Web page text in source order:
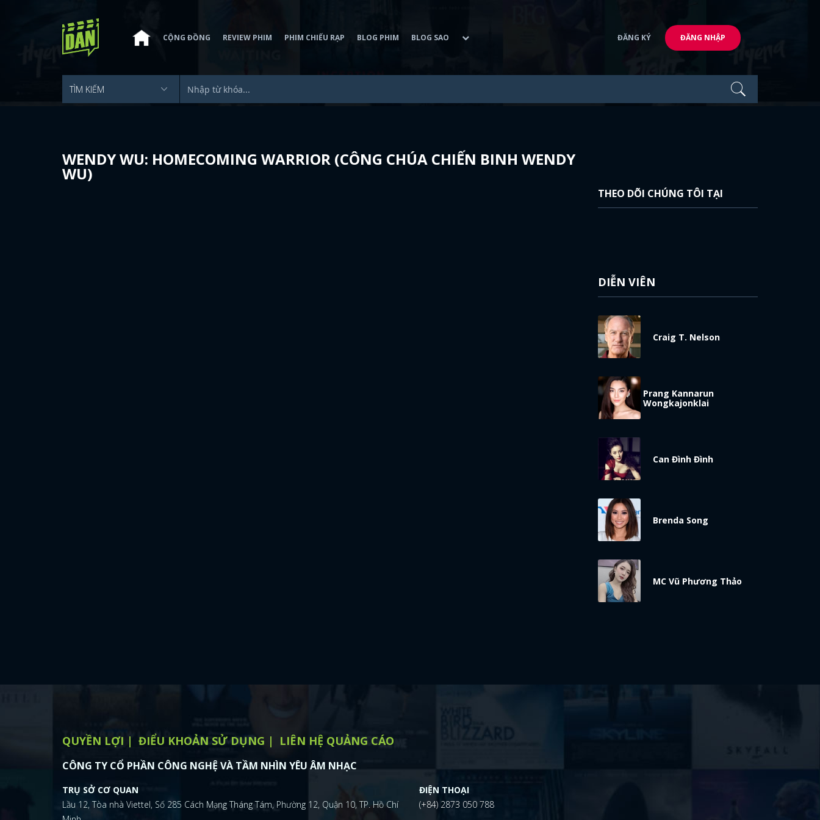
CỘNG ĐỒNG REVIEW PHIM PHIM CHIẾU RẠP BLOG PHIM BLOG SAO ĐĂNG KÝ ĐĂNG NHẬP
WENDY WU: HOMECOMING WARRIOR (CÔNG CHÚA CHIẾN BINH WENDY
WU)
THEO DÕI CHÚNG TÔI TẠI
DIỄN VIÊN
Craig T. Nelson
Prang Kannarun
Wongkajonklai
Can Đình Đình
Brenda Song
MC Vũ Phương Thảo
QUYỀN LỢI ĐIỂU KHOẢN SỬ DỤNG LIÊN HỆ QUẢNG CÁO
CÔNG TY CỔ PHẦN CÔNG NGHỆ VÀ TẦM NHÌN YÊU ÂM NHẠC
TRỤ SỞ CƠ QUAN
Lầu 12, Tòa nhà Viettel, Số 285 Cách Mạng Tháng Tám, Phường 12, Quận 10, TP. Hồ Chí
ĐIỆN THOẠI
(+84) 2873 050 788